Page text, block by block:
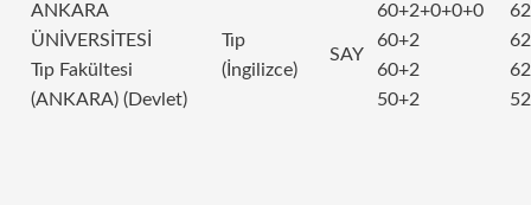
ANKARA
ÜNİVERSİTESİ
Tıp Fakültesi
(ANKARA) (Devlet)
Tıp
(İngilizce)
SAY
60+2+0+0+0
60+2
60+2
50+2
62
62
62
52